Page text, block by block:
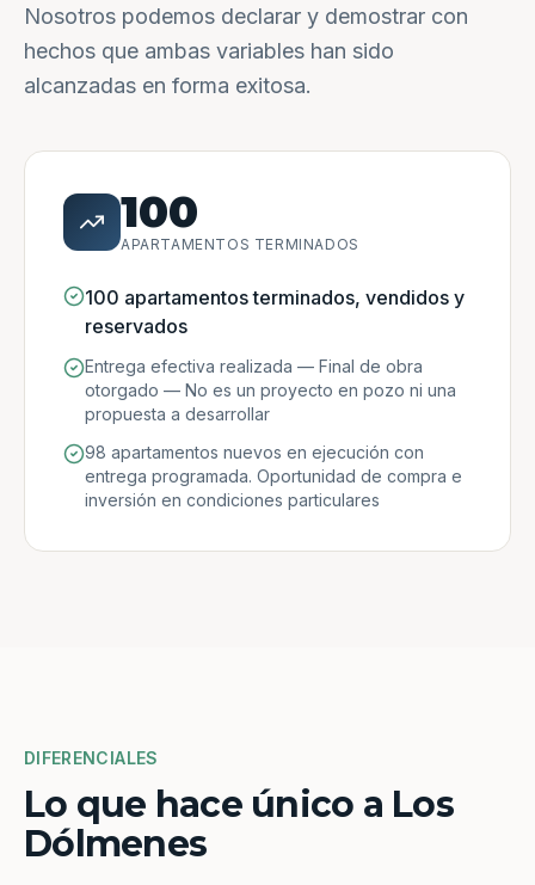
Nosotros podemos declarar y demostrar con
hechos que ambas variables han sido
alcanzadas en forma exitosa.
100
APARTAMENTOS TERMINADOS
100 apartamentos terminados, vendidos y
reservados
Entrega efectiva realizada — Final de obra
otorgado — No es un proyecto en pozo ni una
propuesta a desarrollar
98 apartamentos nuevos en ejecución con
entrega programada. Oportunidad de compra e
inversión en condiciones particulares
DIFERENCIALES
Lo que hace único a Los
Dólmenes